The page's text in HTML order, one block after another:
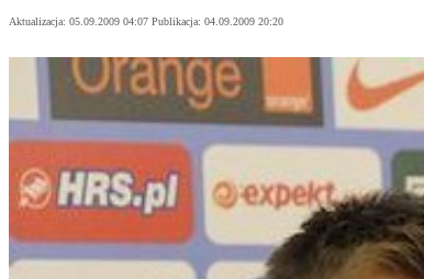
Aktualizacja: 05.09.2009 04:07 Publikacja: 04.09.2009 20:20